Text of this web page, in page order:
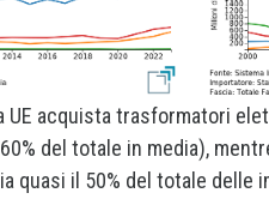
UE acquista trasformatori
del totale in media),
quasi il 50% del totale